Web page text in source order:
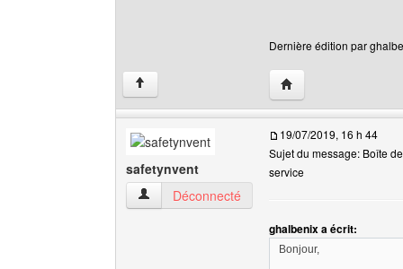
Dernière édition par
↑ Visiter le site web
safetynvent
safetynvent Voir le profil de l'utilisateur
Déconnecté
19/07/2019, 16 h 44
Sujet du message: Boîte
service
ghalbenix a écrit:
Bonjour,